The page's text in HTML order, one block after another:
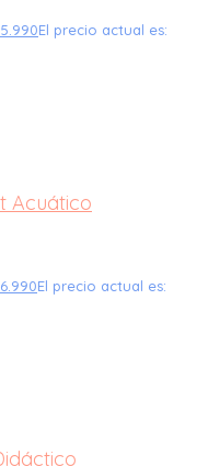
5.990El precio actual es:
6.990El precio actual es: